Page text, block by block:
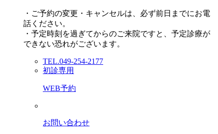
・ご予約の変更・キャンセルは、必ず前日までにお電
話ください。
・予定時刻を過ぎてからのご来院ですと、予定診療が
できない恐れがございます。
TEL.049-254-2177
初診専用
WEB予約
お問い合わせ